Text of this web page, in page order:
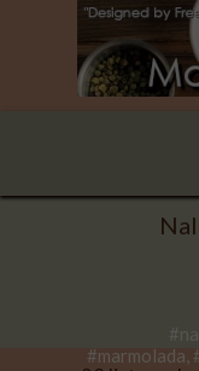
#marmolada,